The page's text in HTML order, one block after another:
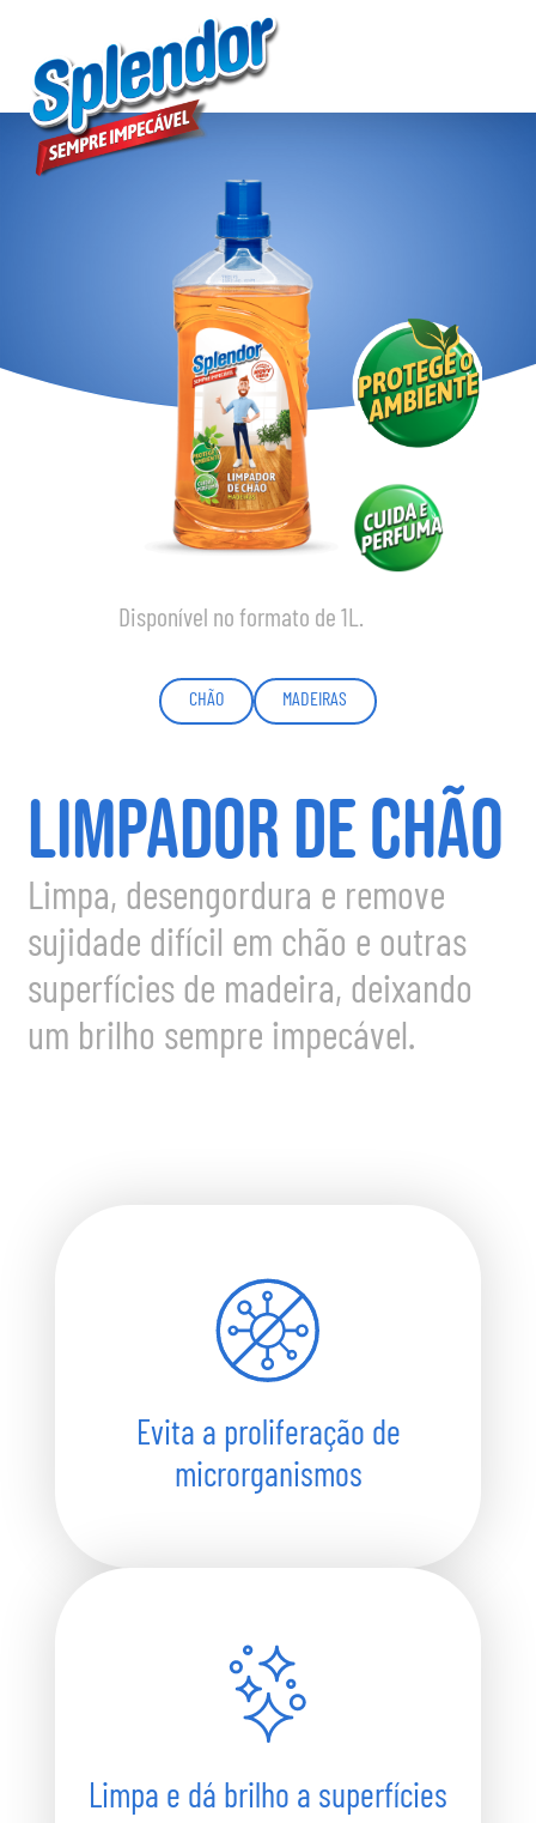
CHÃO MADEIRAS
LIMPADOR DE CHÃO
Limpa, desengordura e remove
sujidade difícil em chão e outras
superfícies de madeira, deixando
um brilho sempre impecável.
Disponível no formato de 1L.
Evita a proliferação de
microrganismos
Limpa e dá brilho a superfícies